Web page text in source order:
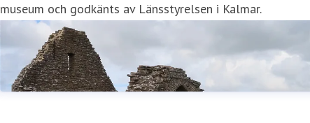
museum och godkänts av Länsstyrelsen i Kalmar.